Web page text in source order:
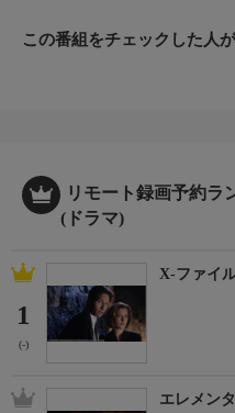
族を殉死者の遺族として扱わ
阿部一族の最後の抵抗が始ま
この番組をチェックした人
リモート録画予約ラ
(ドラマ)
1
(-)
X-ファイ
エレメン